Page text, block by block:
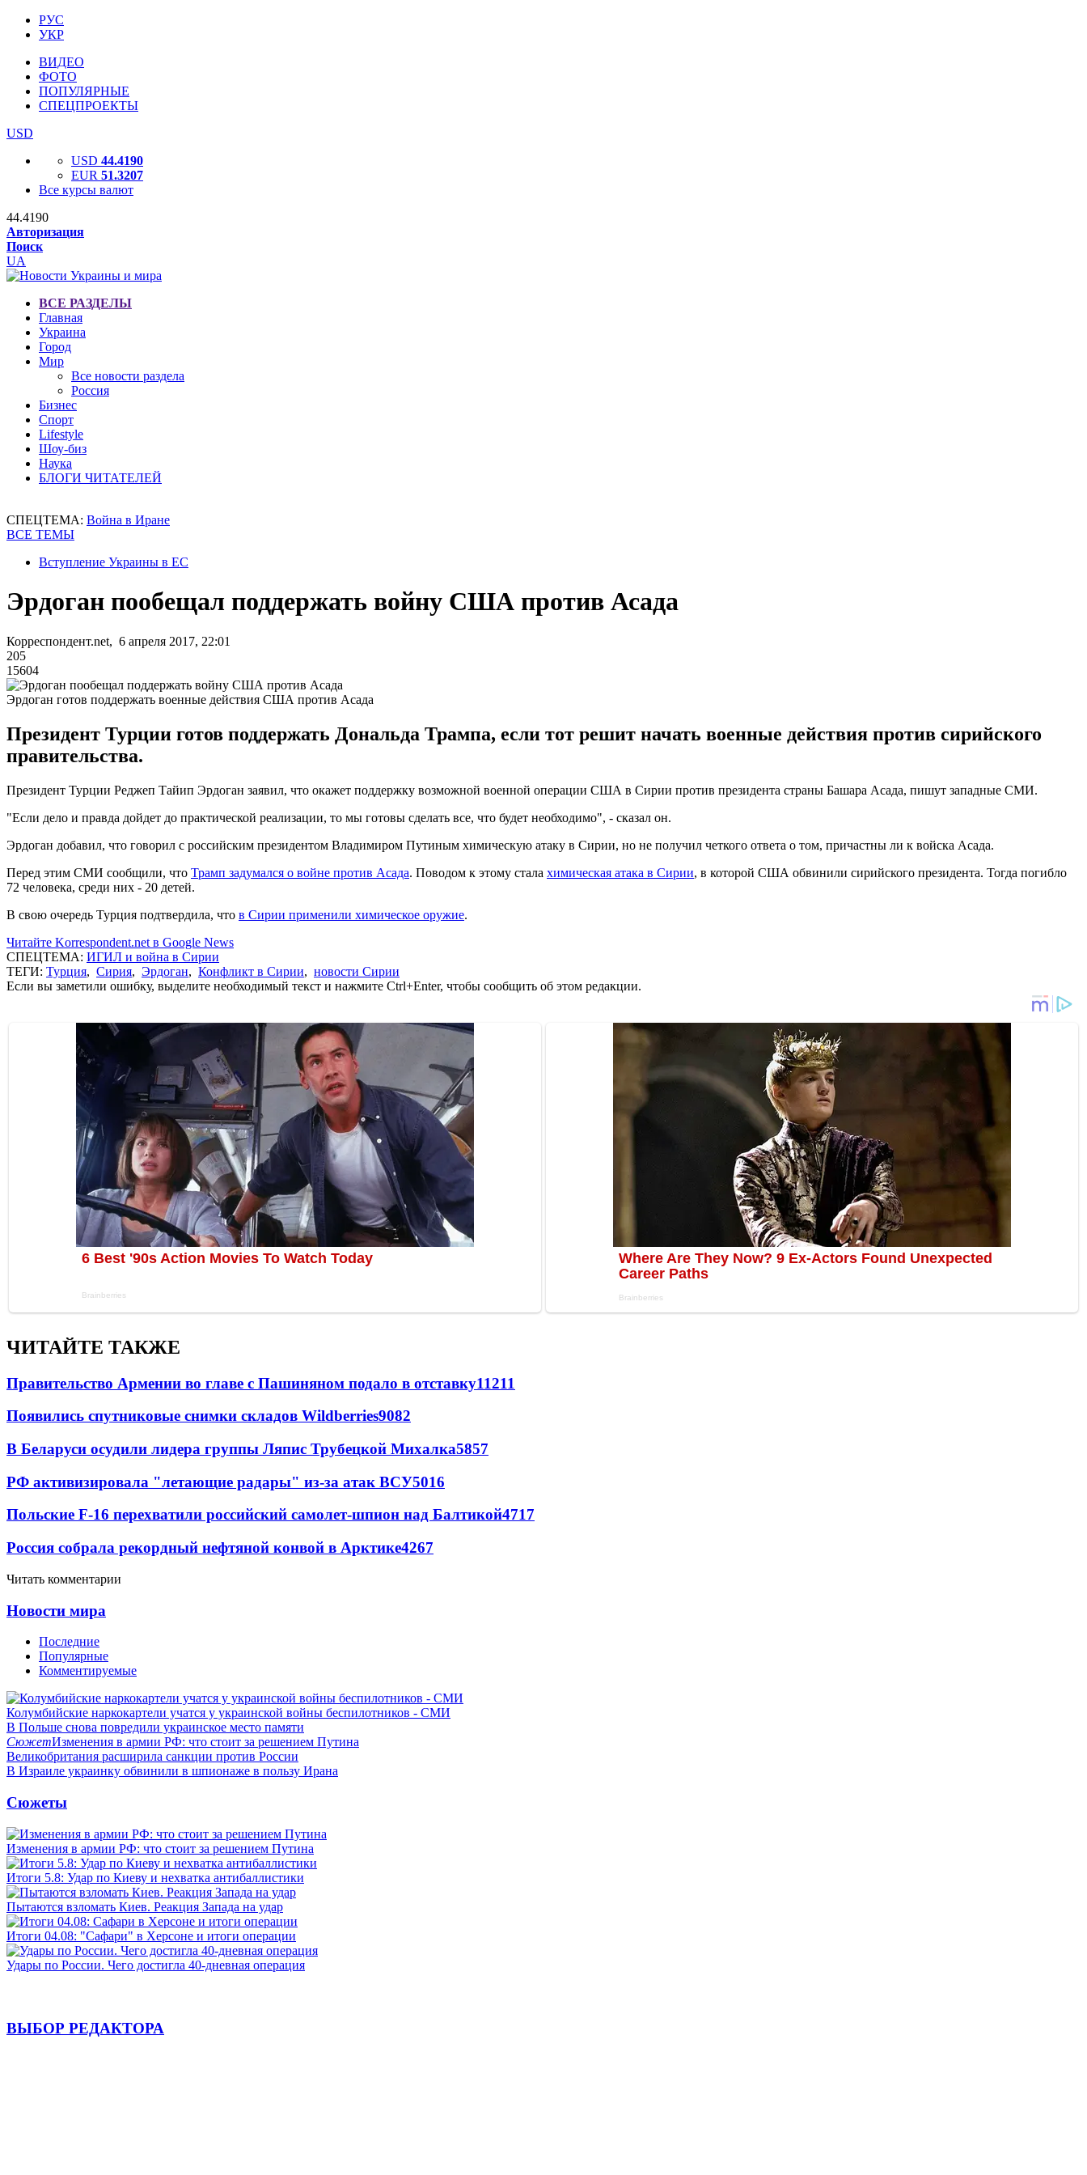
РУС
УКР
ВИДЕО
ФОТО
ПОПУЛЯРНЫЕ
СПЕЦПРОЕКТЫ
USD
USD 44.4190
EUR 51.3207
Все курсы валют
44.4190
Авторизация
Поиск
UA
ВСЕ РАЗДЕЛЫ
Главная
Украина
Город
Мир
Все новости раздела
Россия
Бизнес
Спорт
Lifestyle
Шоу-биз
Наука
БЛОГИ ЧИТАТЕЛЕЙ
СПЕЦТЕМА: Война в Иране
ВСЕ ТЕМЫ
Вступление Украины в ЕС
Эрдоган пообещал поддержать войну США против Асада
Корреспондент.net, 6 апреля 2017, 22:01
205
15604
Эрдоган готов поддержать военные действия США против Асада
Президент Турции готов поддержать Дональда Трампа, если тот решит начать военные действия против сирийского
правительства.
Президент Турции Реджеп Тайип Эрдоган заявил, что окажет поддержку возможной военной операции США в Сирии против президента страны Башара Асада, пишут западные СМИ.
"Если дело и правда дойдет до практической реализации, то мы готовы сделать все, что будет необходимо", - сказал он.
Эрдоган добавил, что говорил с российским президентом Владимиром Путиным химическую атаку в Сирии, но не получил четкого ответа о том, причастны ли к войска Асада.
Перед этим СМИ сообщили, что Трамп задумался о войне против Асада. Поводом к этому стала химическая атака в Сирии, в которой США обвинили сирийского президента. Тогда погибло
72 человека, среди них - 20 детей.
В свою очередь Турция подтвердила, что в Сирии применили химическое оружие.
Читайте Korrespondent.net в Google News
СПЕЦТЕМА: ИГИЛ и война в Сирии
ТЕГИ: Турция, Сирия, Эрдоган, Конфликт в Сирии, новости Сирии
Если вы заметили ошибку, выделите необходимый текст и нажмите Ctrl+Enter, чтобы сообщить об этом редакции.
ЧИТАЙТЕ ТАКЖЕ
Правительство Армении во главе с Пашиняном подало в отставку11211
Появились спутниковые снимки складов Wildberries9082
В Беларуси осудили лидера группы Ляпис Трубецкой Михалка5857
РФ активизировала "летающие радары" из-за атак ВСУ5016
Польские F-16 перехватили российский самолет-шпион над Балтикой4717
Россия собрала рекордный нефтяной конвой в Арктике4267
Читать комментарии
Новости мира
Последние
Популярные
Комментируемые
Колумбийские наркокартели учатся у украинской войны беспилотников - СМИ
В Польше снова повредили украинское место памяти
СюжетИзменения в армии РФ: что стоит за решением Путина
Великобритания расширила санкции против России
В Израиле украинку обвинили в шпионаже в пользу Ирана
Сюжеты
Изменения в армии РФ: что стоит за решением Путина
Итоги 5.8: Удар по Киеву и нехватка антибаллистики
Пытаются взломать Киев. Реакция Запада на удар
Итоги 04.08: "Сафари" в Херсоне и итоги операции
Удары по России. Чего достигла 40-дневная операция
ВЫБОР РЕДАКТОРА